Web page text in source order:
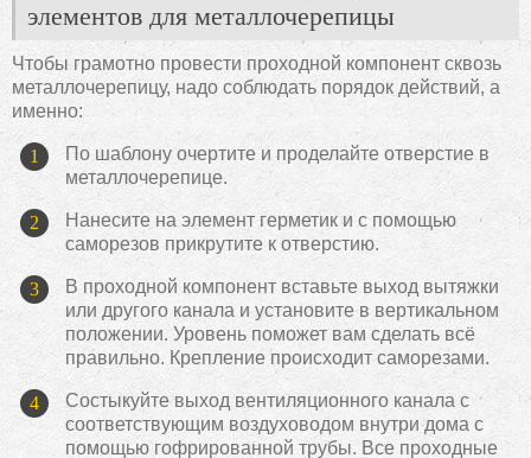
элементов для металлочерепицы
Чтобы грамотно провести проходной компонент сквозь
металлочерепицу, надо соблюдать порядок действий, а
именно:
По шаблону очертите и проделайте отверстие в
металлочерепице.
Нанесите на элемент герметик и с помощью
саморезов прикрутите к отверстию.
В проходной компонент вставьте выход вытяжки
или другого канала и установите в вертикальном
положении. Уровень поможет вам сделать всё
правильно. Крепление происходит саморезами.
Состыкуйте выход вентиляционного канала с
соответствующим воздуховодом внутри дома с
помощью гофрированной трубы. Все проходные